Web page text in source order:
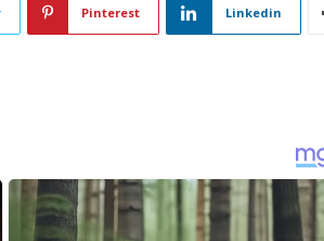
Pinterest Linkedin